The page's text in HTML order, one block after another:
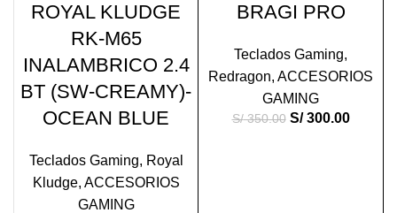
ROYAL KLUDGE
RK-M65
INALAMBRICO 2.4
BT (SW-CREAMY)-
OCEAN BLUE
Teclados Gaming, Royal
Kludge, ACCESORIOS
GAMING
BRAGI PRO
Teclados Gaming,
Redragon, ACCESORIOS
GAMING
S/350.00 S/300.00